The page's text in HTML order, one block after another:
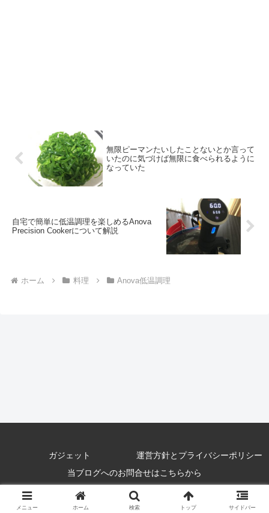
無限ピーマンたいしたことないとか言って
いたのに気づけば無限に食べられるように
なっていた
自宅で簡単に低温調理を楽しめるAnova
Precision Cookerについて解説
ホーム 料理 Anova低温調理
ガジェット
運営方針とプライバシーポリシー
当ブログへのお問合せはこちらから
Copyright © 2018 だがそれがいい All Rights Reserved.
メニュー ホーム 検索 トップ サイドバー